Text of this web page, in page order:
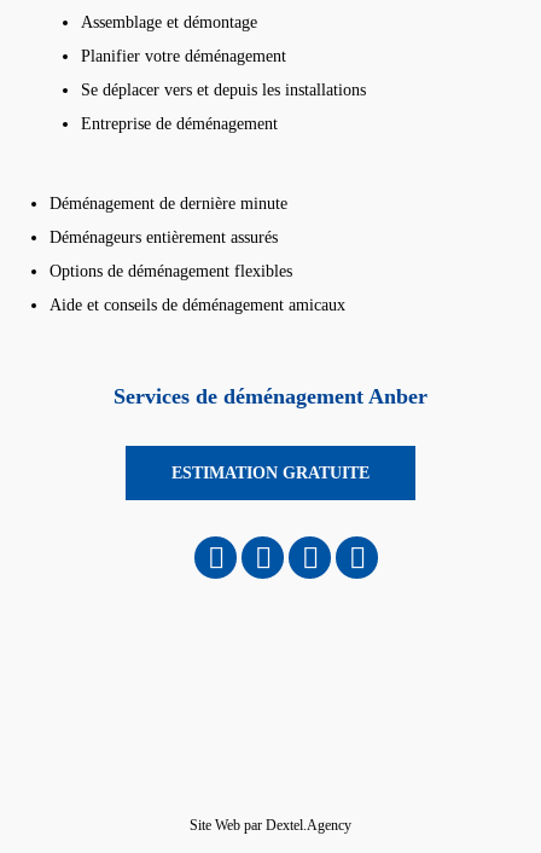
Assemblage et démontage
Planifier votre déménagement
Se déplacer vers et depuis les installations
Entreprise de déménagement
Déménagement de dernière minute
Déménageurs entièrement assurés
Options de déménagement flexibles
Aide et conseils de déménagement amicaux
Services de déménagement Anber
ESTIMATION GRATUITE
Site Web par Dextel.Agency